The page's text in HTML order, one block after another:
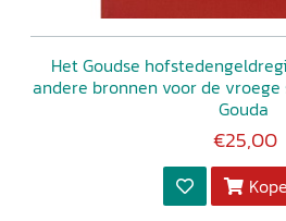
Het Goudse
andere bronnen voor de
Gouda
€25,00